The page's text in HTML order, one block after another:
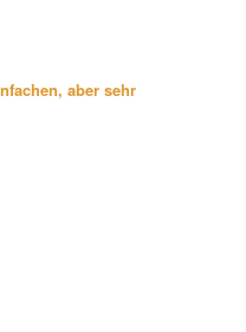
aber sehr